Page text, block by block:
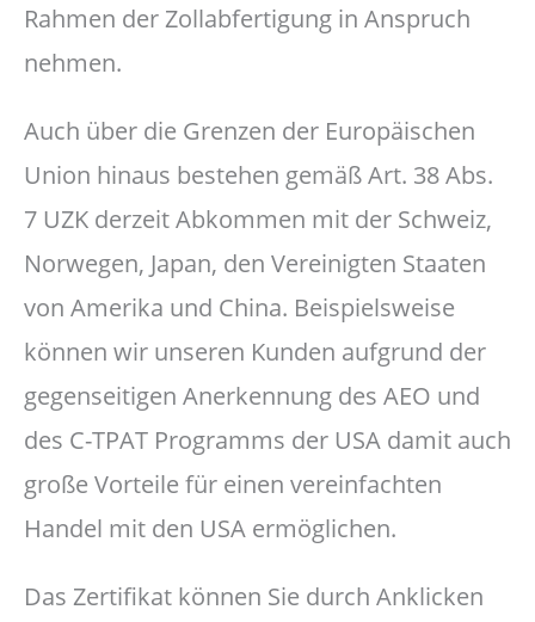
Rahmen der Zollabfertigung in Anspruch
nehmen.
Auch über die Grenzen der Europäischen
Union hinaus bestehen gemäß Art. 38 Abs.
7 UZK derzeit Abkommen mit der Schweiz,
Norwegen, Japan, den Vereinigten Staaten
von Amerika und China. Beispielsweise
können wir unseren Kunden aufgrund der
gegenseitigen Anerkennung des AEO und
des C-TPAT Programms der USA damit auch
große Vorteile für einen vereinfachten
Handel mit den USA ermöglichen.
Das Zertifikat können Sie durch Anklicken